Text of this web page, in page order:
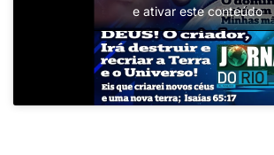
e ativar este conteúdo